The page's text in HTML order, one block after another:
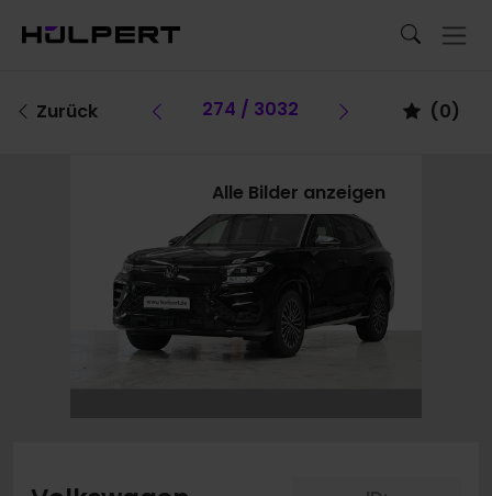
Zurück Vorheriges Fahrzeug
274 / 3032 Vorheriges
(0)
Alle Bilder anzeigen